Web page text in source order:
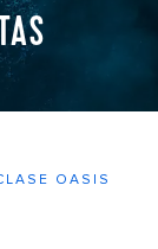
OASIS